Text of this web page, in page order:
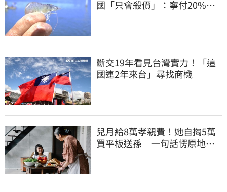
國「只會殺價」：寧付20%關
斷交19年看見台灣實力！「這
國連2年來台」尋找商機
兒月給8萬孝親費！她自掏5萬
買平板送孫 一句話愣原地